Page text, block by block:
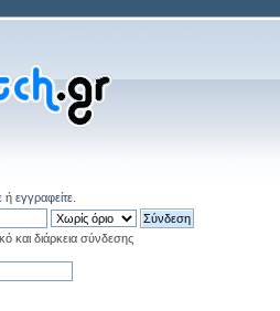
ή εγγραφείτε
και διάρκεια σύνδεσης